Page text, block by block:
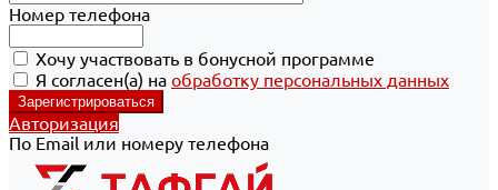
Номер телефона
Хочу участвовать в бонусной программе
Я согласен(а) на обработку персональных данных
Авторизация
По Email или номеру телефона